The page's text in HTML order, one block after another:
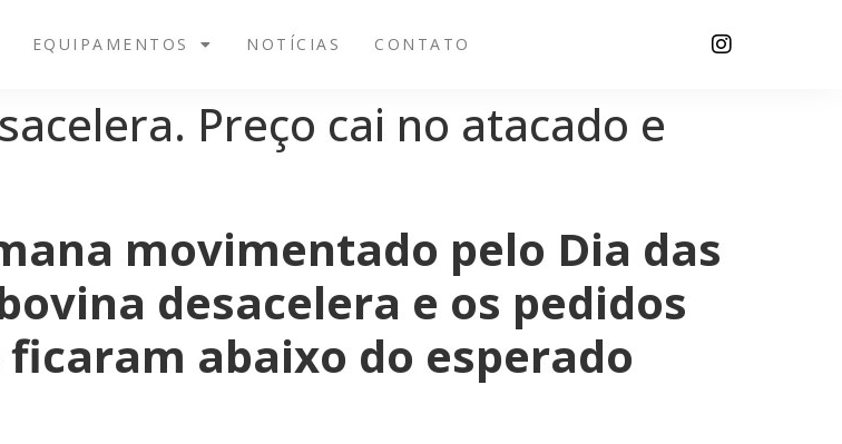
EQUIPAMENTOS NOTÍCIAS CONTATO
Preço cai no atacado e
movimentado pelo Dia das
desacelera e os pedidos
abaixo do esperado